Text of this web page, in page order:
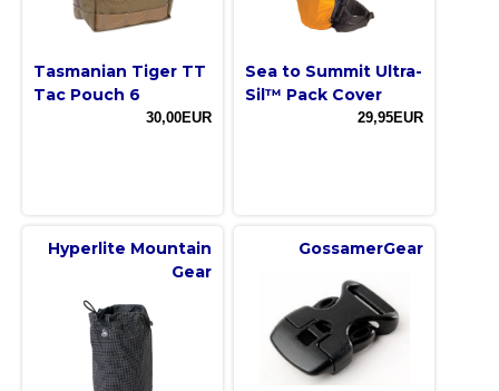
Tasmanian Tiger TT
Tac Pouch 6
30,00EUR
Sea to Summit Ultra-
Sil™ Pack Cover
29,95EUR
Hyperlite Mountain
Gear
GossamerGear